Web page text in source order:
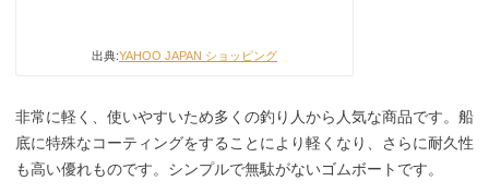
出典:YAHOO JAPAN ショッピング
非常に軽く、使いやすいため多くの釣り人から人気な商品です。船
底に特殊なコーティングをすることにより軽くなり、さらに耐久性
も高い優れものです。シンプルで無駄がないゴムボートです。